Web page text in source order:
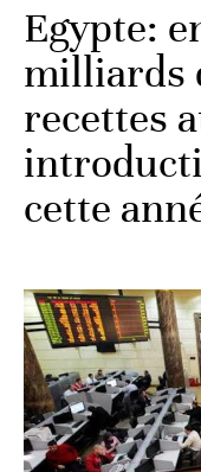
Egypte:
milliards
recettes
cette